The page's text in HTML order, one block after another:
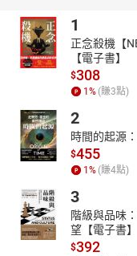
1
正念殺機【
【電子書】
$308
1% (賺3點)
2
時間的起源
$455
1% (賺4點)
3
階級與品味
望【電子書】
$392